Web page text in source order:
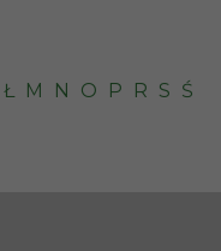
Ł M N O P R S Ś